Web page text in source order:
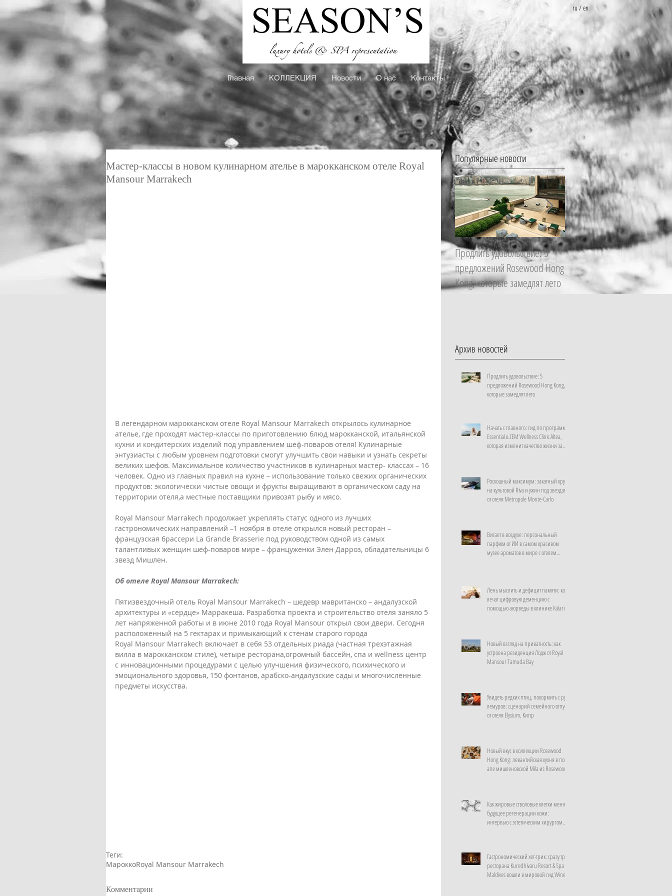
Главная КOЛЛЕКЦИЯ Новости О нас Контакты
ru /en
Мастер-классы в новом кулинарном ателье в марокканском отеле Royal
Mansour Marrakech
В легендарном марокканском отеле Royal Mansour Marrakech открылось кулинарное
ателье, где проходят мастер-классы по приготовлению блюд марокканской, итальянской
кухни и кондитерских изделий под управлением шеф-поваров отеля! Кулинарные
энтузиасты с любым уровнем подготовки смогут улучшить свои навыки и узнать секреты
великих шефов. Максимальное количество участников в кулинарных мастер- классах – 16
человек. Одно из главных правил на кухне – использование только свежих органических
продуктов: экологически чистые овощи и фрукты выращивают в органическом саду на
территории отеля,а местные поставщики привозят рыбу и мясо.
Royal Mansour Marrakech продолжает укреплять статус одного из лучших
гастрономических направлений –1 ноября в отеле открылся новый ресторан –
французская брассери La Grande Brasserie под руководством одной из самых
талантливых женщин шеф-поваров мире – француженки Элен Дарроз, обладательницы 6
звезд Мишлен.
Об отеле Royal Mansour Marrakech:
Пятизвездочный отель Royal Mansour Marrakech – шедевр мавританско – андалузской
архитектуры и «сердце» Марракеша. Разработка проекта и строительство отеля заняло 5
лет напряженной работы и в июне 2010 года Royal Mansour открыл свои двери. Сегодня
расположенный на 5 гектарах и примыкающий к стенам старого города
Royal Mansour Marrakech включает в себя 53 отдельных риада (частная трехэтажная
вилла в марокканском стиле), четыре ресторана,огромный бассейн, спа и wellness центр
с инновационными процедурами с целью улучшения физического, психического и
эмоционального здоровья, 150 фонтанов, арабско-андалузские сады и многочисленные
предметы искусства.
Теги:
МароккоRoyal Mansour Marrakech
Комментарии
Популярные новости
Продлить удовольствие: 5
предложений Rosewood Hong
Kong, которые замедлят лето
Начать с главного: гид по
программе Essential в ZEM
Wellness Clinic Altea, которая
изменит качество жизни за
Архив новостей
Продлить удовольствие: 5
предложений Rosewood Hong Kong,
которые замедлят лето
Начать с главного: гид по программе
Essential в ZEM Wellness Clinic Altea,
которая изменит качество жизни за
Роскошный максимум: закатный круиз
на культовой Riva и ужин под звездами
от отеля Metropole Monte-Carlo
Витает в воздухе: персональный
парфюм от ИИ в самом красивом
музее ароматов в мире с отелем
Лень мыслить и дефицит памяти: как
лечат цифровую деменцию с
помощью аюрведы в клинике Kalari
Новый взгляд на приватность: как
устроена резиденция Лодж от Royal
Mansour Tamuda Bay
Увидеть редких птиц, покормить с рук
лемуров: сценарий семейного отпуска
от отеля Elysium, Кипр
Новый вкус в коллекции Rosewood
Hong Kong: левантийская кухня в поп-
апе мишленовской Mila из Rosewood
Как жировые стволовые клетки меняют
будущее регенерации кожи:
интервью с эстетическим хирургом
Гастрономический хет-трик: сразу три
ресторана Kuredhivaru Resort & Spa
Maldives вошли в мировой гид Wine